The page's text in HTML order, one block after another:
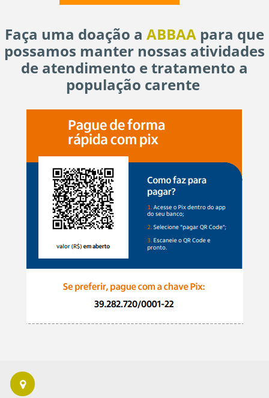
Read
More
Faça uma doação a ABBAA para que
possamos manter nossas atividades
de atendimento e tratamento a
população carente